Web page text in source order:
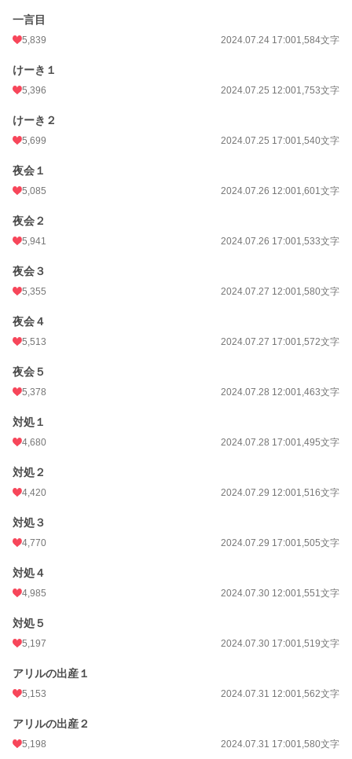
一言目
5,839 2024.07.24 17:001,584文字
けーき１
5,396 2024.07.25 12:001,753文字
けーき２
5,699 2024.07.25 17:001,540文字
夜会１
5,085 2024.07.26 12:001,601文字
夜会２
5,941 2024.07.26 17:001,533文字
夜会３
5,355 2024.07.27 12:001,580文字
夜会４
5,513 2024.07.27 17:001,572文字
夜会５
5,378 2024.07.28 12:001,463文字
対処１
4,680 2024.07.28 17:001,495文字
対処２
4,420 2024.07.29 12:001,516文字
対処３
4,770 2024.07.29 17:001,505文字
対処４
4,985 2024.07.30 12:001,551文字
対処５
5,197 2024.07.30 17:001,519文字
アリルの出産１
5,153 2024.07.31 12:001,562文字
アリルの出産２
5,198 2024.07.31 17:001,580文字